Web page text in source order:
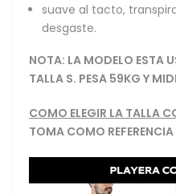
suave al tacto,
desgaste.
NOTA: LA MODELO ESTA
TALLA S. PESA 59KG Y
COMO ELEGIR LA TALLA
TOMA COMO